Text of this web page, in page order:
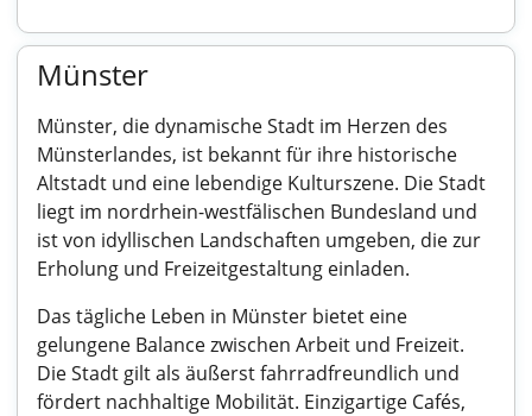
Münster
Münster, die dynamische Stadt im Herzen des
Münsterlandes, ist bekannt für ihre historische
Altstadt und eine lebendige Kulturszene. Die Stadt
liegt im nordrhein-westfälischen Bundesland und
ist von idyllischen Landschaften umgeben, die zur
Erholung und Freizeitgestaltung einladen.
Das tägliche Leben in Münster bietet eine
gelungene Balance zwischen Arbeit und Freizeit.
Die Stadt gilt als äußerst fahrradfreundlich und
fördert nachhaltige Mobilität. Einzigartige Cafés,